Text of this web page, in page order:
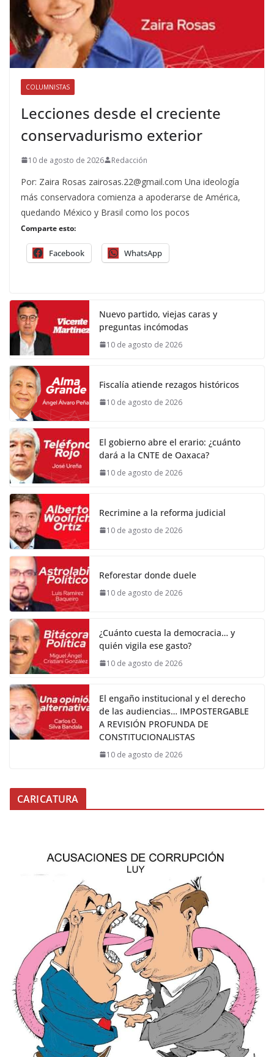
COLUMNISTAS
Lecciones desde el creciente
conservadurismo exterior
10 de agosto de 2026 Redacción
Por: Zaira Rosas zairosas.22@gmail.com Una ideología
más conservadora comienza a apoderarse de América,
quedando México y Brasil como los pocos
Comparte esto:
Facebook WhatsApp
Nuevo partido, viejas caras y
preguntas incómodas
10 de agosto de 2026
Fiscalía atiende rezagos históricos
10 de agosto de 2026
El gobierno abre el erario: ¿cuánto
dará a la CNTE de Oaxaca?
10 de agosto de 2026
Recrimine a la reforma judicial
10 de agosto de 2026
Reforestar donde duele
10 de agosto de 2026
¿Cuánto cuesta la democracia… y
quién vigila ese gasto?
10 de agosto de 2026
El engaño institucional y el derecho
de las audiencias… IMPOSTERGABLE
A REVISIÓN PROFUNDA DE
CONSTITUCIONALISTAS
10 de agosto de 2026
CARICATURA